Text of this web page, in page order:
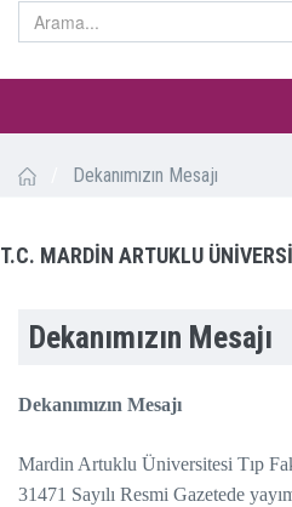
Dekanımızın Mesajı
T.C. MARDİN ARTUKLU
Dekanımızın Mesajı
Dekanımızın Mesajı
Mardin Artuklu Üniversitesi Tıp
31471 Sayılı Resmi Gazetede